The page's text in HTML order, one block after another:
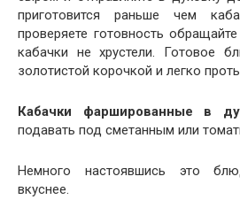
приготовится раньше чем
проверяете готовность
кабачки не хрустели. Готовое
золотистой корочкой и легко
Кабачки фаршированные в
подавать под сметанным или
Немного настоявшись это
вкуснее.